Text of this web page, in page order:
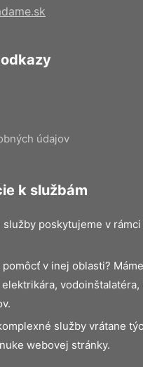
údajov
k službám
služby poskytujeme v rámci
v inej oblasti?
vodoinštalatéra,
služby vrátane
webovej stránky.